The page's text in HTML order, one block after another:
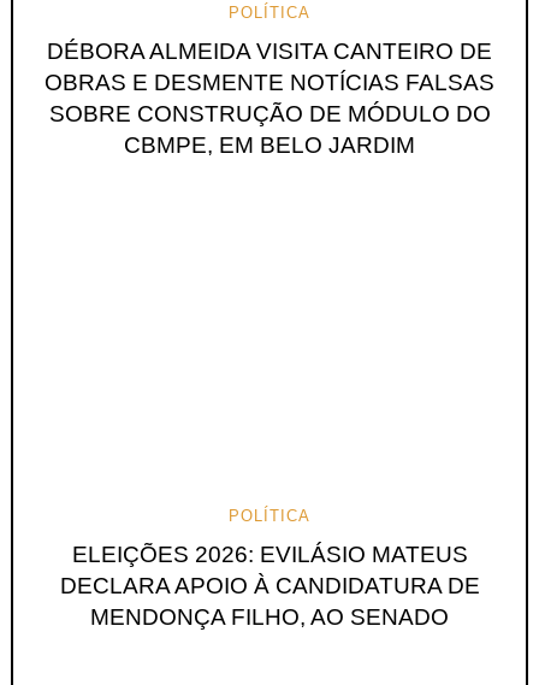
POLÍTICA
DÉBORA ALMEIDA VISITA CANTEIRO DE
OBRAS E DESMENTE NOTÍCIAS FALSAS
SOBRE CONSTRUÇÃO DE MÓDULO DO
CBMPE, EM BELO JARDIM
POLÍTICA
ELEIÇÕES 2026: EVILÁSIO MATEUS
DECLARA APOIO À CANDIDATURA DE
MENDONÇA FILHO, AO SENADO